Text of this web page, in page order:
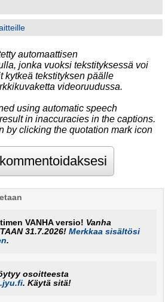
automaattisen
jonka vuoksi tekstityksessä voi
kytkeä tekstityksen päälle
videoruudussa.
using automatic speech
in inaccuracies in the captions.
by clicking the quotation mark icon
VANHA versio! Vanha
31.7.2026!Merkkaa sisältösi
.
osoitteesta
. Käytä sitä!